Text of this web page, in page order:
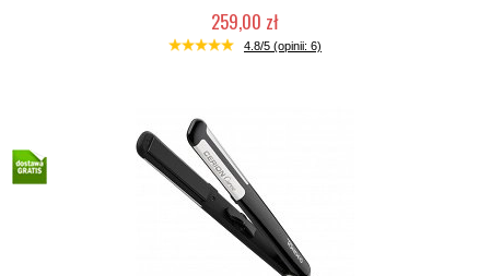
259,00 zł
Duża ilość (wysyłka w 24h)
4.8/5 (opinii: 6)